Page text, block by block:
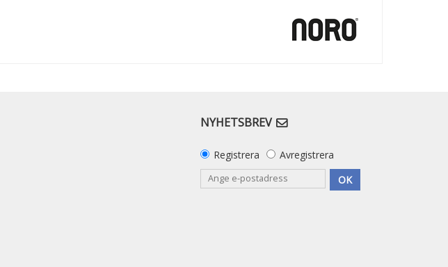
NYHETSBREV
Registrera
Avregistrera
OK